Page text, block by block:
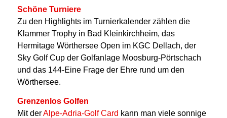
Schöne Turniere
Zu den Highlights im Turnierkalender zählen die
Klammer Trophy in Bad Kleinkirchheim, das
Hermitage Wörthersee Open im KGC Dellach, der
Sky Golf Cup der Golfanlage Moosburg-Pörtschach
und das 144-Eine Frage der Ehre rund um den
Wörthersee.
Grenzenlos Golfen
Mit derAlpe-Adria-Golf Card kann man viele sonnige